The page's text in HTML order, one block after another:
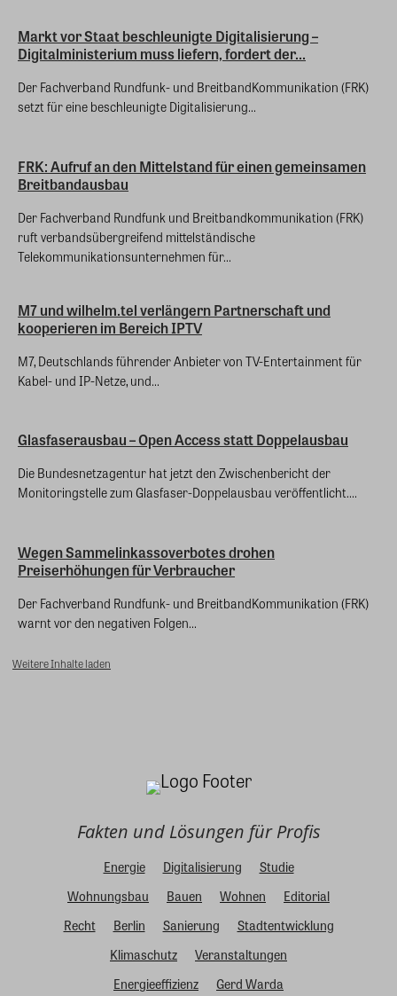
Markt vor Staat beschleunigte Digitalisierung –
Digitalministerium muss liefern, fordert der...
Der Fachverband Rundfunk- und BreitbandKommunikation (FRK)
setzt für eine beschleunigte Digitalisierung...
FRK: Aufruf an den Mittelstand für einen gemeinsamen
Breitbandausbau
Der Fachverband Rundfunk und Breitbandkommunikation (FRK)
ruft verbandsübergreifend mittelständische
Telekommunikationsunternehmen für...
M7 und wilhelm.tel verlängern Partnerschaft und
kooperieren im Bereich IPTV
M7, Deutschlands führender Anbieter von TV-Entertainment für
Kabel- und IP-Netze, und...
Glasfaserausbau – Open Access statt Doppelausbau
Die Bundesnetzagentur hat jetzt den Zwischenbericht der
Monitoringstelle zum Glasfaser-Doppelausbau veröffentlicht....
Wegen Sammelinkassoverbotes drohen
Preiserhöhungen für Verbraucher
Der Fachverband Rundfunk- und BreitbandKommunikation (FRK)
warnt vor den negativen Folgen...
Weitere Inhalte laden
Fakten und Lösungen für Profis
Energie Digitalisierung
Studie
Wohnungsbau
Bauen Wohnen
Editorial
Recht
Berlin Sanierung
Stadtentwicklung
Klimaschutz
Veranstaltungen
Energieeffizienz
Gerd Warda